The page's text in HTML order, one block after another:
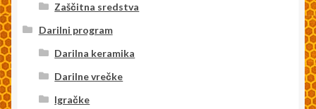
Zaščitna sredstva
Darilni program
Darilna keramika
Darilne vrečke
Igračke